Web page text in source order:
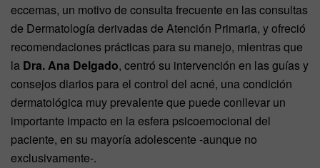
eccemas, un motivo de consulta frecuente en las consultas
de Dermatología derivadas de Atención Primaria, y ofreció
recomendaciones prácticas para su manejo, mientras que
la Dra. Ana Delgado, centró su intervención en las guías y
consejos diarios para el control del acné, una condición
dermatológica muy prevalente que puede conllevar un
importante impacto en la esfera psicoemocional del
paciente, en su mayoría adolescente -aunque no
exclusivamente-.